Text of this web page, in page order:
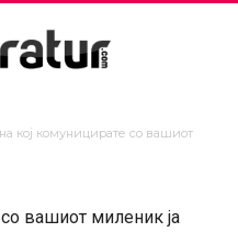
кој комуницирате со вашиот
вашиот миленик ја